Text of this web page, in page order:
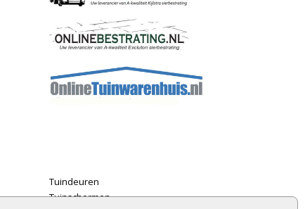
Tuindeuren
Tuinschermen